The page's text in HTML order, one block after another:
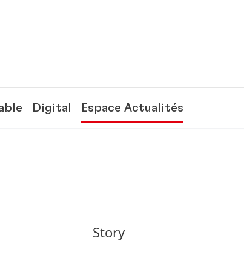
Digital Espace Actualités
Story